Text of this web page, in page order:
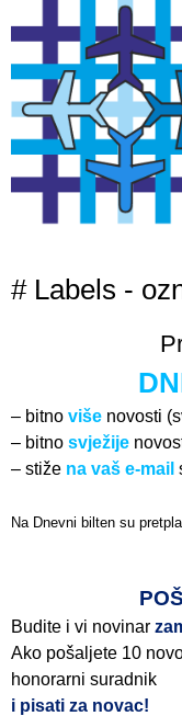
# Labels -
– bitno više novosti
– bitno svježije
– stiže na vaš e-mail
Na Dnevni bilten su
Budite i vi novinar
Ako pošaljete 10
honorarni suradnik
i pisati za novac!